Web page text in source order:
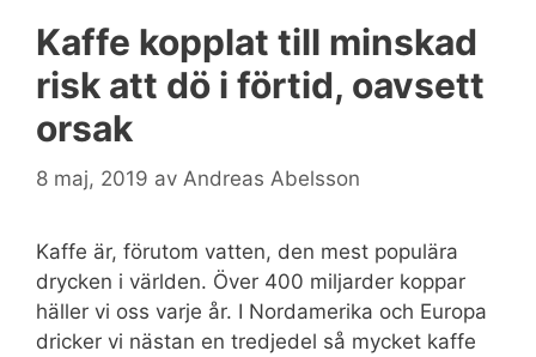
Kaffe kopplat till minskad
risk att dö i förtid, oavsett
orsak
8 maj, 2019 av Andreas Abelsson
Kaffe är, förutom vatten, den mest populära
drycken i världen. Över 400 miljarder koppar
häller vi oss varje år. I Nordamerika och Europa
dricker vi nästan en tredjedel så mycket kaffe